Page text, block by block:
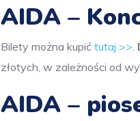
AIDA –
Bilety można kupić tutaj >>
złotych, w zależności od
AIDA –